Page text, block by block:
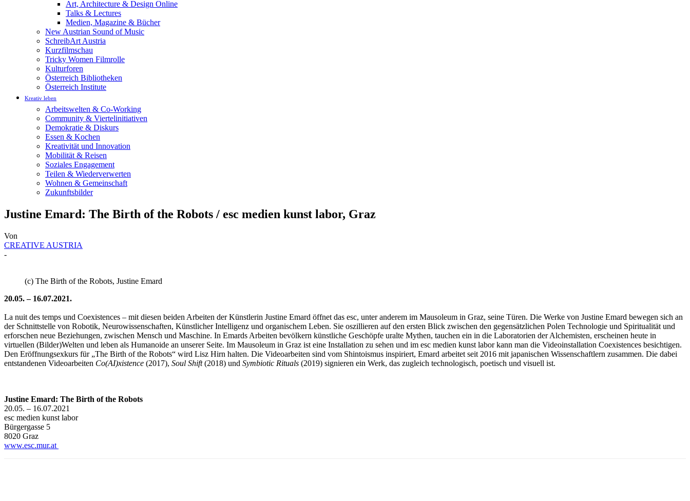
Art, Architecture & Design Online
Talks & Lectures
Medien, Magazine & Bücher
New Austrian Sound of Music
SchreibArt Austria
Kurzfilmschau
Tricky Women Filmrolle
Kulturforen
Österreich Bibliotheken
Österreich Institute
Kreativ leben
Arbeitswelten & Co-Working
Community & Viertelinitiativen
Demokratie & Diskurs
Essen & Kochen
Kreativität und Innovation
Mobilität & Reisen
Soziales Engagement
Teilen & Wiederverwerten
Wohnen & Gemeinschaft
Zukunftsbilder
Justine Emard: The Birth of the Robots / esc medien kunst labor, Graz
Von
CREATIVE AUSTRIA
-
(c) The Birth of the Robots, Justine Emard
20.05. – 16.07.2021.
La nuit des temps und Coexistences – mit diesen beiden Arbeiten der Künstlerin Justine Emard öffnet das esc, unter anderem im Mausoleum in Graz, seine Türen. Die Werke von Justine Emard bewegen sich an
der Schnittstelle von Robotik, Neurowissenschaften, Künstlicher Intelligenz und organischem Leben. Sie oszillieren auf den ersten Blick zwischen den gegensätzlichen Polen Technologie und Spiritualität und
erforschen neue Beziehungen, zwischen Mensch und Maschine. In Emards Arbeiten bevölkern künstliche Geschöpfe uralte Mythen, tauchen ein in die Laboratorien der Alchemisten, erscheinen heute in
virtuellen (Bilder)Welten und leben als Humanoide an unserer Seite. Im Mausoleum in Graz ist eine Installation zu sehen und im esc medien kunst labor kann man die Videoinstallation Coexistences besichtigen.
Den Eröffnungsexkurs für „The Birth of the Robots“ wird Lisz Hirn halten. Die Videoarbeiten sind vom Shintoismus inspiriert, Emard arbeitet seit 2016 mit japanischen Wissenschaftlern zusammen. Die dabei
entstandenen Videoarbeiten Co(AI)xistence (2017), Soul Shift(2018) und Symbiotic Rituals (2019) signieren ein Werk, das zugleich technologisch, poetisch und visuell ist.
Justine Emard: The Birth of the Robots
20.05. – 16.07.2021
esc medien kunst labor
Bürgergasse 5
8020 Graz
www.esc.mur.at